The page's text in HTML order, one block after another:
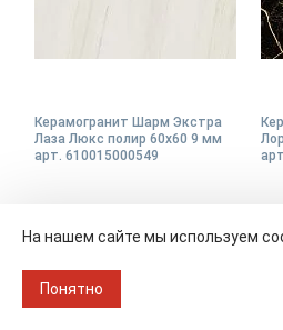
Керамогранит Шарм Экстра
Лаза Люкс полир 60x60 9 мм
арт. 610015000549
Размер
60х60
5 396 ₽ 4 905 ₽/м
На нашем сайте мы используем
Понятно